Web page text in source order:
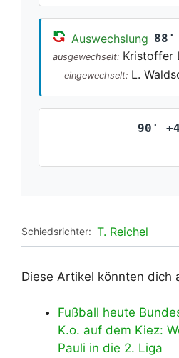
Auswechslung 88'
ausgewechselt: Kristoffer
eingewechselt: L.
90'
Schiedsrichter: T. Reichel
Diese Artikel könnten dich
Fußball heute
K.o. auf dem Kiez:
Pauli in die 2. Liga